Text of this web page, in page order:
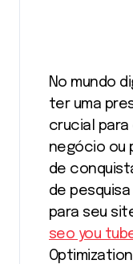
No mundo digital competitivo de hoje,
ter uma
crucial para
negócio ou
de
de
para seu
seo you